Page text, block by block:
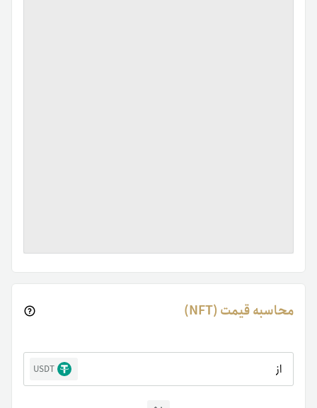
محاسبه قیمت (NFT)
از USDT